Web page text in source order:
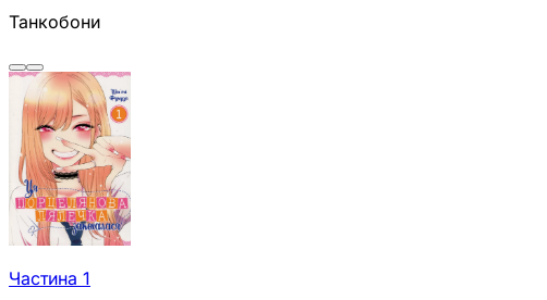
Танкобони
Частина 1